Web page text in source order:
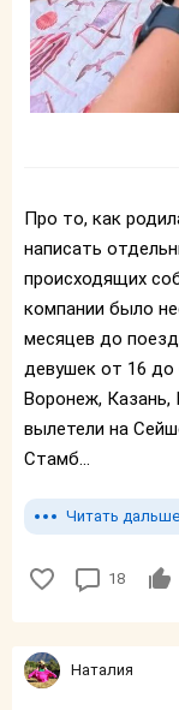
Про то, как
написать
происходящих
компании было
месяцев до
девушек от 16 до
Воронеж, Казань,
вылетели на
Стамб...
Читать дальше
18
Наталия